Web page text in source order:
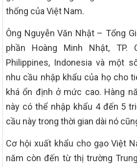
thống của Việt Nam.
Ông Nguyễn Văn Nhật – Tổng
phần Hoàng Minh Nhật, TP.
Philippines, Indonesia và một
nhu cầu nhập khẩu của họ cho
khá ổn định ở mức cao. Hàng
này có thể nhập khẩu 4 đến 5
cầu này trong thời gian dài nó
Cơ hội xuất khẩu cho gạo Việt
năm còn đến từ thị trường